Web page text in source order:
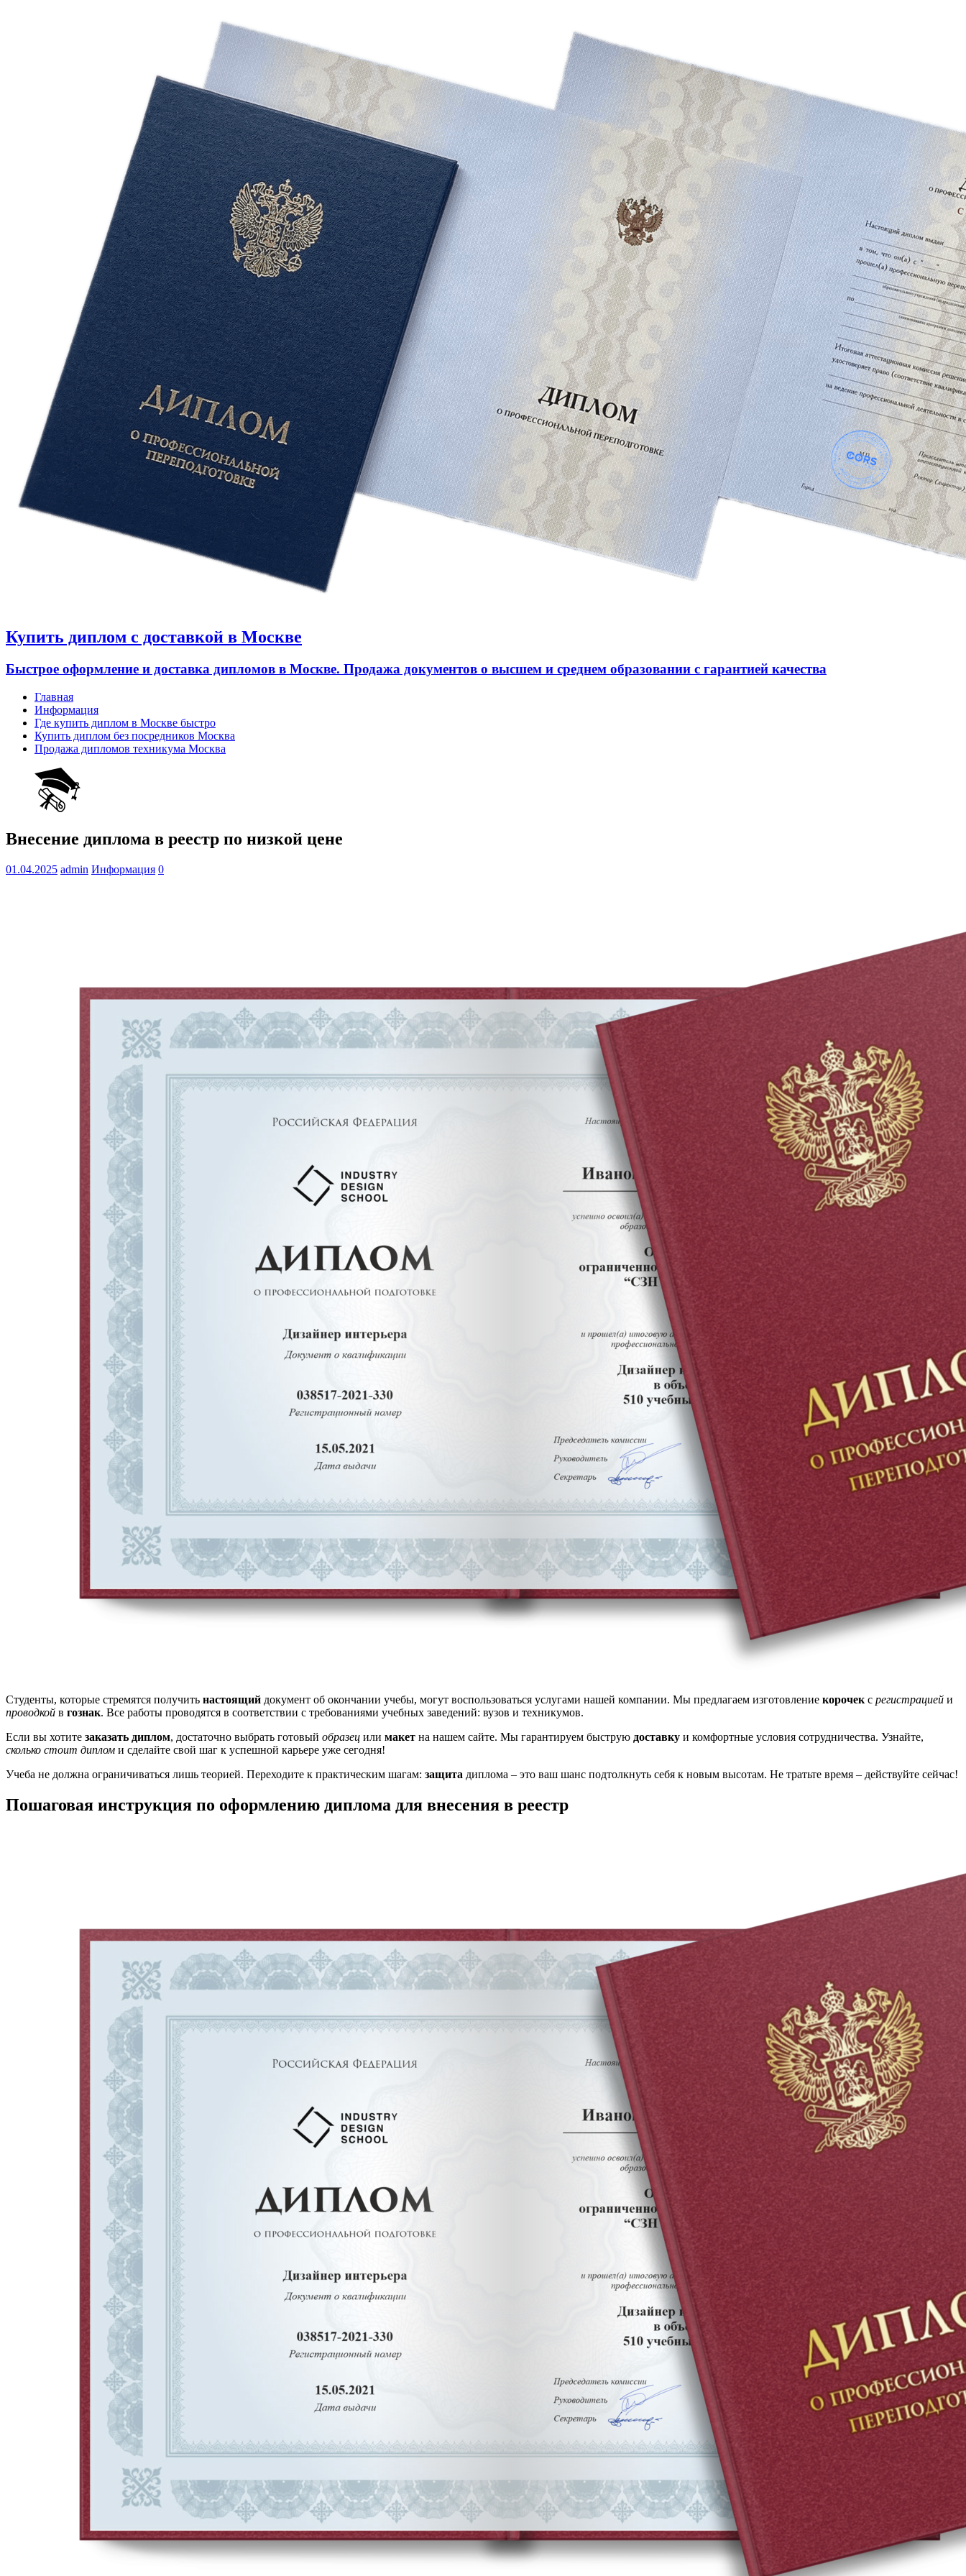
Купить диплом с доставкой в Москве
Быстрое оформление и доставка дипломов в Москве. Продажа документов о высшем и среднем образовании с гарантией качества
Главная
Информация
Где купить диплом в Москве быстро
Купить диплом без посредников Москва
Продажа дипломов техникума Москва
Внесение диплома в реестр по низкой цене
01.04.2025 admin Информация 0
Студенты, которые стремятся получить настоящий документ об окончании учебы, могут воспользоваться услугами нашей компании. Мы предлагаем изготовление корочек с регистрацией и
проводкой в гознак. Все работы проводятся в соответствии с требованиями учебных заведений: вузов и техникумов.
Если вы хотите заказать диплом, достаточно выбрать готовый образец или макет на нашем сайте. Мы гарантируем быструю доставку и комфортные условия сотрудничества. Узнайте,
сколько стоит диплом и сделайте свой шаг к успешной карьере уже сегодня!
Учеба не должна ограничиваться лишь теорией. Переходите к практическим шагам: защита диплома – это ваш шанс подтолкнуть себя к новым высотам. Не тратьте время – действуйте сейчас!
Пошаговая инструкция по оформлению диплома для внесения в реестр